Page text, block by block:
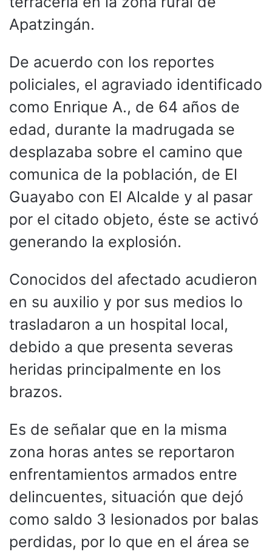
Apatzingán.
De acuerdo con los reportes
policiales, el agraviado identificado
como Enrique A., de 64 años de
edad, durante la madrugada se
desplazaba sobre el camino que
comunica de la población, de El
Guayabo con El Alcalde y al pasar
por el citado objeto, éste se activó
generando la explosión.
Conocidos del afectado acudieron
en su auxilio y por sus medios lo
trasladaron a un hospital local,
debido a que presenta severas
heridas principalmente en los
brazos.
Es de señalar que en la misma
zona horas antes se reportaron
enfrentamientos armados entre
delincuentes, situación que dejó
como saldo 3 lesionados por balas
perdidas, por lo que en el área se